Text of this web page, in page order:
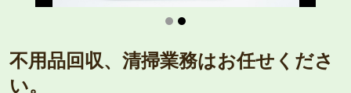
不用品回収、清掃業務はお任せくださ
い。